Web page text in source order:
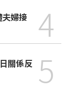
婦接
4
關係反 5